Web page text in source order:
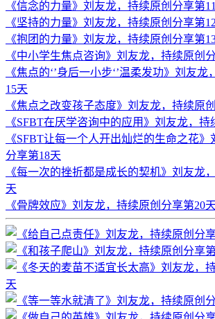
《信念的力量》刘友龙，持续原创分享第
《坚持的力量》刘友龙，持续原创分享第
《抱团的力量》刘友龙，持续原创分享第
《中小学生焦点咨询》刘友龙，持续原创
《焦点的‘’身后一小步‘’温柔发功》刘友
15天
《焦点之改变孩子态度》刘友龙，持续原
《SFBT在厌学咨询中的应用》刘友龙，持
《SFBT让每一个人开出灿烂的生命之花》
分享第18天
《每一次的挫折都是成长的契机》刘友龙
天
《骨牌效应》刘友龙，持续原创分享第20天